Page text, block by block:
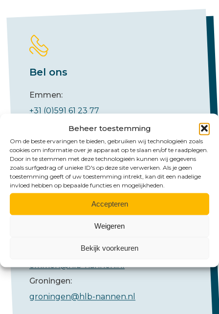
Beheer toestemming
Om de beste ervaringen te bieden, gebruiken wij technologieën zoals
cookies om informatie over je apparaat op te slaan en/of te raadplegen.
Door in te stemmen met deze technologieën kunnen wij gegevens
zoals surfgedrag of unieke ID's op deze site verwerken. Als je geen
toestemming geeft of uw toestemming intrekt, kan dit een nadelige
invloed hebben op bepaalde functies en mogelijkheden.
Accepteren
Weigeren
Bekijk voorkeuren
Bel ons
Emmen:
+31 (0)591 61 23 77
Groningen:
+31 (0)50 526 65 33
emmen@hlb-nannen.nl
Groningen:
groningen@hlb-nannen.nl